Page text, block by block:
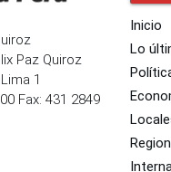
Paz Quiroz
1
Fax: 431 2849
Inicio
Lo